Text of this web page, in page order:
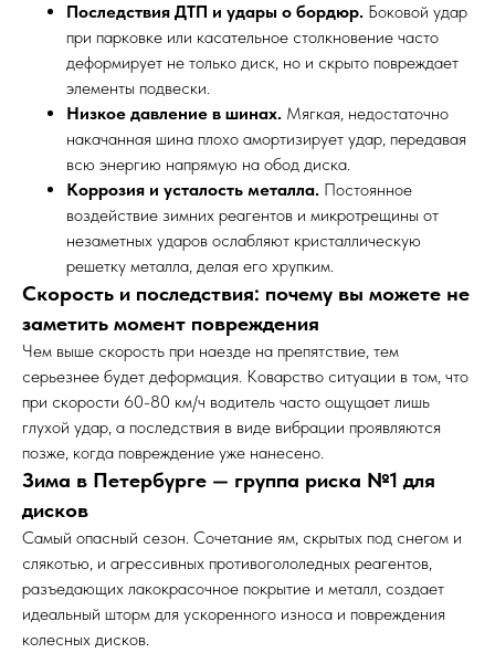
Последствия ДТП и удары о бордюр. Боковой удар
при парковке или касательное столкновение часто
деформирует не только диск, но и скрыто повреждает
элементы подвески.
Низкое давление в шинах. Мягкая, недостаточно
накачанная шина плохо амортизирует удар, передавая
всю энергию напрямую на обод диска.
Коррозия и усталость металла. Постоянное
воздействие зимних реагентов и микротрещины от
незаметных ударов ослабляют кристаллическую
решетку металла, делая его хрупким.
Скорость и последствия: почему вы можете не
заметить момент повреждения
Чем выше скорость при наезде на препятствие, тем
серьезнее будет деформация. Коварство ситуации в том, что
при скорости 60-80 км/ч водитель часто ощущает лишь
глухой удар, а последствия в виде вибрации проявляются
позже, когда повреждение уже нанесено.
Зима в Петербурге — группа риска №1 для
дисков
Самый опасный сезон. Сочетание ям, скрытых под снегом и
слякотью, и агрессивных противогололедных реагентов,
разъедающих лакокрасочное покрытие и металл, создает
идеальный шторм для ускоренного износа и повреждения
колесных дисков.